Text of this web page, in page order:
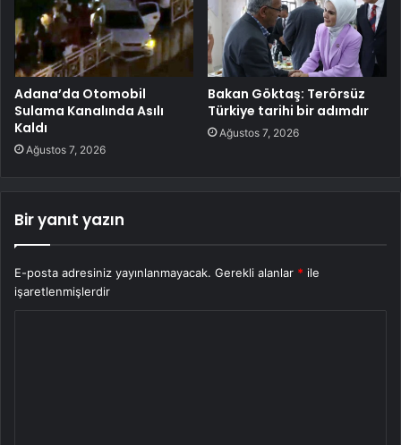
Adana’da Otomobil
Sulama Kanalında Asılı
Kaldı
Ağustos 7, 2026
Bakan Göktaş: Terörsüz
Türkiye tarihi bir adımdır
Ağustos 7, 2026
Bir yanıt yazın
E-posta adresiniz yayınlanmayacak. Gerekli alanlar * ile
işaretlenmişlerdir